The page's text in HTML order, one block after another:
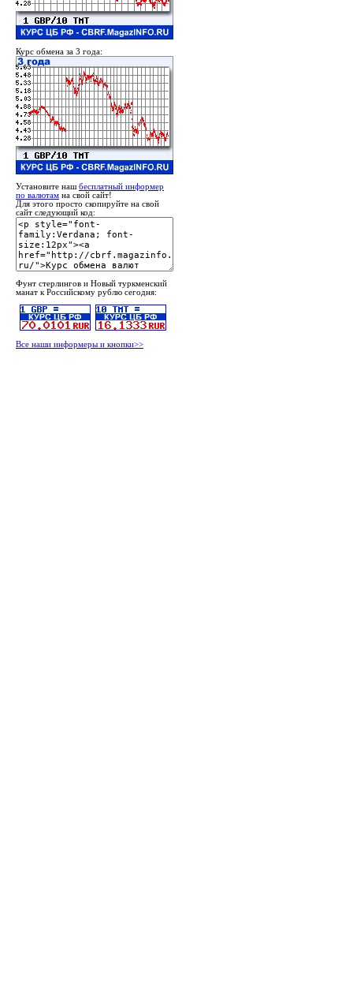
Курс обмена за 3 года:
Установите наш бесплатный информер
по валютам на свой сайт!
Для этого просто скопируйте на свой
сайт следующий код:
Фунт стерлингов и Новый туркменский
манат к Российскому рублю сегодня:
Все наши информеры и кнопки>>